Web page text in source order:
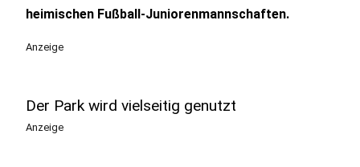
heimischen Fußball-Juniorenmannschaften.
Anzeige
Der Park wird vielseitig genutzt
Anzeige